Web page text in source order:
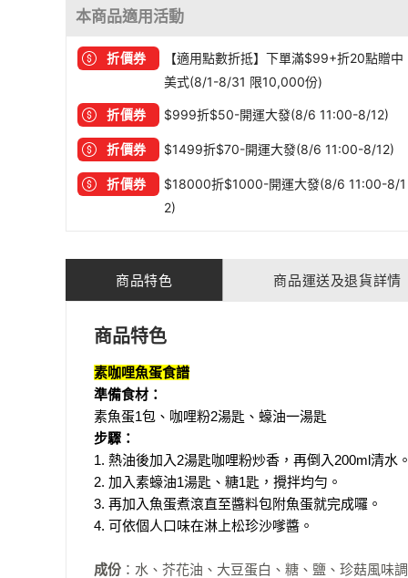
本商品適用活動
折價券
【適用點數折抵】下單滿$99+折20點贈中
美式(8/1-8/31 限10,000份)
折價券 $999折$50-開運大發(8/6 11:00-8/12)
折價券 $1499折$70-開運大發(8/6 11:00-8/12)
折價券
$18000折$1000-開運大發(8/6 11:00-8/1
2)
商品特色 商品運送及退貨詳情
商品特色
素咖哩魚蛋食譜
準備食材：
素魚蛋1包、咖哩粉2湯匙、蠔油一湯匙
步驟：
1. 熱油後加入2湯匙咖哩粉炒香，再倒入200ml清水
2. 加入素蠔油1湯匙、糖1匙，攪拌均勻。
3. 再加入魚蛋煮滾直至醬料包附魚蛋就完成囉。
4. 可依個人口味在淋上松珍沙嗲醬。
成份 ：水、芥花油、大豆蛋白、糖、鹽、珍菇風味